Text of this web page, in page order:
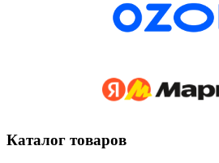
Каталог товаров